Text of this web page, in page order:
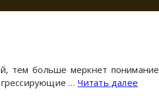
тем больше меркнет понимание
… Читать далее